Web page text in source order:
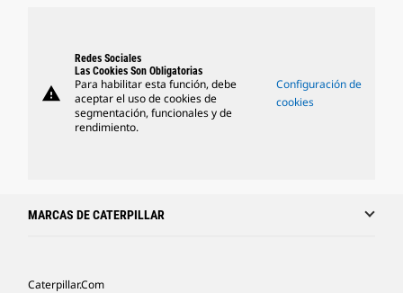
warning
Redes Sociales
Las Cookies Son Obligatorias
Para habilitar esta función, debe
aceptar el uso de cookies de
segmentación, funcionales y de
rendimiento.
Configuración de
cookies
MARCAS DE CATERPILLAR
Caterpillar.com